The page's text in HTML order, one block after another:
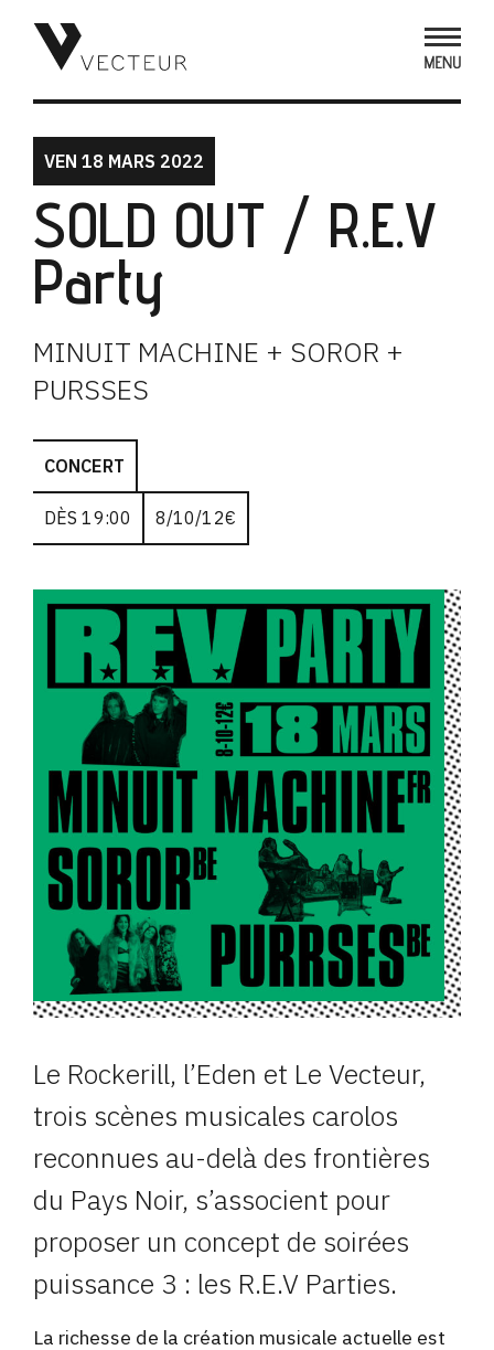
VEN 18 MARS 2022
SOLD OUT / R.E.V
Party
MINUIT MACHINE + SOROR +
PURSSES
CONCERT
DÈS 19:00 8/10/12€
Le Rockerill, l’Eden et Le Vecteur,
trois scènes musicales carolos
reconnues au-delà des frontières
du Pays Noir, s’associent pour
proposer un concept de soirées
puissance 3 : les R.E.V Parties.
La richesse de la création musicale actuelle est